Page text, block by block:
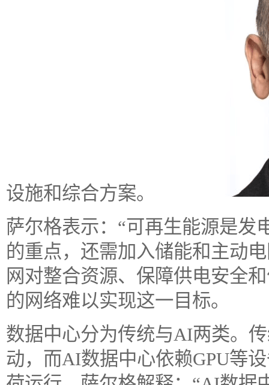
设施和综合方案。
萨尔格表示：“可再生能源是发
的重点，还需加入储能和主动
网对整合资源、保障供电安全
的网络难以实现这一目标。
数据中心分为传统与AI两类。
动，而AI数据中心依赖GPU等